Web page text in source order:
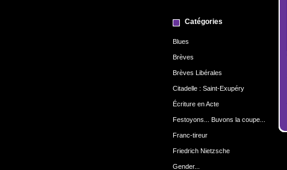
Catégories
Blues
Brèves
Brèves Libérales
Citadelle : Saint-Exupéry
Écriture en Acte
Festoyons... Buvons la coupe...
Franc-tireur
Friedrich Nietzsche
Gender...